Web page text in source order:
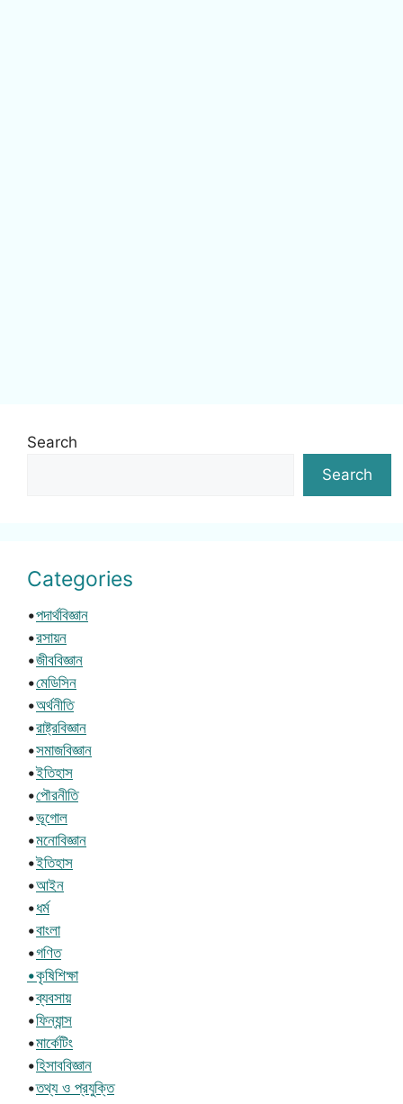
Search
Search
Categories
•পদার্থবিজ্ঞান
•রসায়ন
•জীববিজ্ঞান
•মেডিসিন
•অর্থনীতি
•রাষ্ট্রবিজ্ঞান
•সমাজবিজ্ঞান
•ইতিহাস
•পৌরনীতি
•ভূগোল
•মনোবিজ্ঞান
•ইতিহাস
•আইন
•ধর্ম
•বাংলা
•গণিত
•কৃষিশিক্ষা
•ব্যবসায়
•ফিন্যান্স
•মার্কেটিং
•হিসাববিজ্ঞান
•তথ্য ও প্রযুক্তি